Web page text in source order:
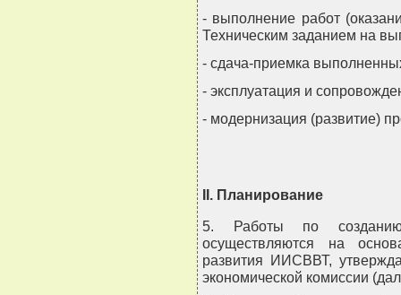
- выполнение работ
Техническим заданием на
- сдача-приемка
- эксплуатация и
- модернизация (развитие)
II. Планирование
5. Работы по
осуществляются на
развития ИИСВВТ,
экономической комиссии